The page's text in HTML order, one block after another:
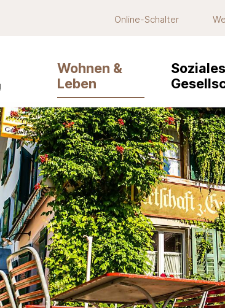
Online-Schalter
Hauptnavigation
Wohnen &
Leben